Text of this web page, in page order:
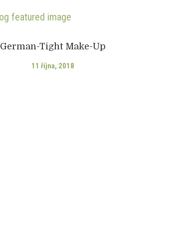
11 října, 2018
German-Tight Make-Up